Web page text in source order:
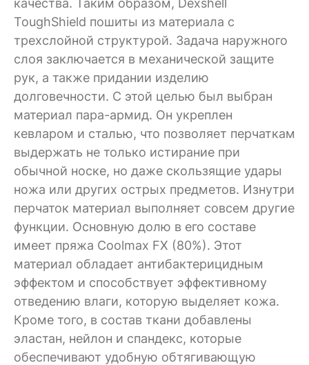
ToughShield пошиты из материала с
трехслойной структурой. Задача наружного
слоя заключается в механической защите
рук, а также придании изделию
долговечности. С этой целью был выбран
материал пара-армид. Он укреплен
кевларом и сталью, что позволяет перчаткам
выдержать не только истирание при
обычной носке, но даже скользящие удары
ножа или других острых предметов. Изнутри
перчаток материал выполняет совсем другие
функции. Основную долю в его составе
имеет пряжа Coolmax FX (80%). Этот
материал обладает антибактерицидным
эффектом и способствует эффективному
отведению влаги, которую выделяет кожа.
Кроме того, в состав ткани добавлены
эластан, нейлон и спандекс, которые
обеспечивают удобную обтягивающую